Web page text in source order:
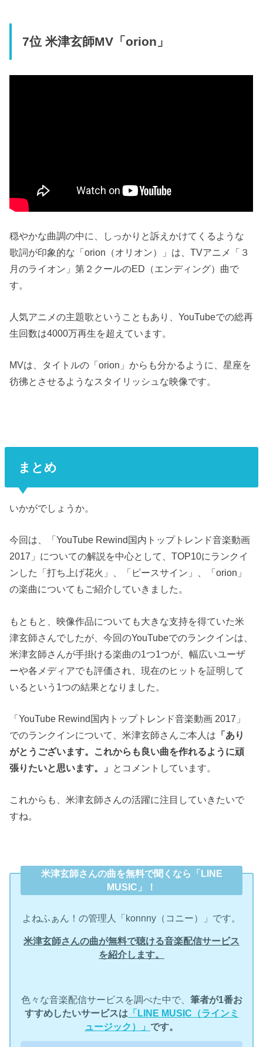
7位 米津玄師MV「orion」
穏やかな曲調の中に、しっかりと訴えかけてくるような
歌詞が印象的な「orion（オリオン）」は、TVアニメ「３
月のライオン」第２クールのED（エンディング）曲で
す。
人気アニメの主題歌ということもあり、YouTubeでの総再
生回数は4000万再生を超えています。
MVは、タイトルの「orion」からも分かるように、星座を
彷彿とさせるようなスタイリッシュな映像です。
まとめ
いかがでしょうか。
今回は、「YouTube Rewind国内トップトレンド音楽動画
2017」についての解説を中心として、TOP10にランクイ
ンした「打ち上げ花火」、「ピースサイン」、「orion」
の楽曲についてもご紹介していきました。
もともと、映像作品についても大きな支持を得ていた米
津玄師さんでしたが、今回のYouTubeでのランクインは、
米津玄師さんが手掛ける楽曲の1つ1つが、幅広いユーザ
ーや各メディアでも評価され、現在のヒットを証明して
いるという1つの結果となりました。
「YouTube Rewind国内トップトレンド音楽動画 2017」
でのランクインについて、米津玄師さんご本人は 「あり
がとうございます。これからも良い曲を作れるように頑
張りたいと思います。」 とコメントしています。
これからも、米津玄師さんの活躍に注目していきたいで
すね。
米津玄師さんの曲を無料で聞くなら「LINE
MUSIC」！
よねふぁん！の管理人「konnny（コニー）」です。
米津玄師さんの曲が無料で聴ける音楽配信サービス
を紹介します。
色々な音楽配信サービスを調べた中で、 筆者が1番お
すすめしたいサービスは 「LINE MUSIC（ラインミ
ュージック）」 です。